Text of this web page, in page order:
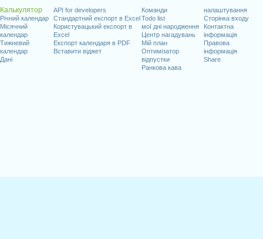
Калькулятор
Річний календар
Місячний
календар
Тижневий
календар
Дані
API for developers
Стандартний експорт в Excel
Користувацький експорт в
Excel
Експорт календаря в PDF
Вставити віджет
Команди
Todo list
мої дні народження
Центр нагадувань
Мій план
Оптимізатор
відпустки
Ранкова кава
налаштування
Сторінка входу
Контактна
інформація
Правова
інформація
Share